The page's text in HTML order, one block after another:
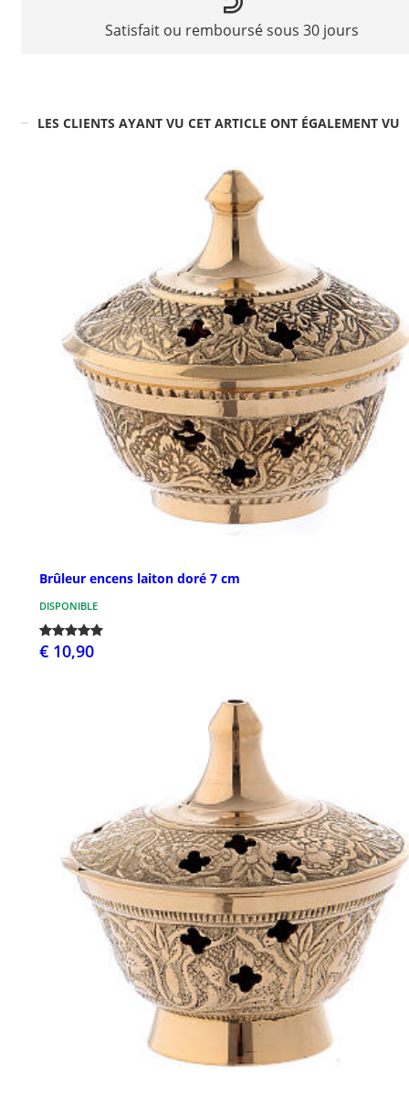
Satisfait ou remboursé sous 30 jours
LES CLIENTS AYANT VU CET ARTICLE ONT ÉGALEMENT VU
Brûleur encens laiton doré 7 cm
DISPONIBLE
€ 10,90